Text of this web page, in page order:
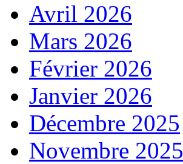
Avril 2026
Mars 2026
Février 2026
Janvier 2026
Décembre 2025
Novembre 2025